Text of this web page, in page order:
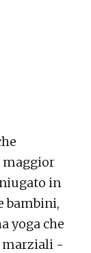
maggior
in
bambini,
yoga che
marziali -